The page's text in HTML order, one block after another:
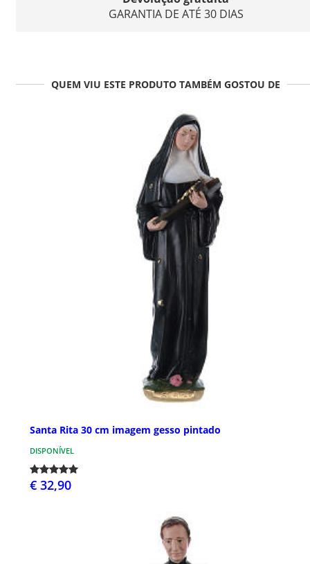
GARANTIA DE ATÉ 30 DIAS
QUEM VIU ESTE PRODUTO TAMBÉM GOSTOU DE
Santa Rita 30 cm imagem gesso pintado
DISPONÍVEL
€ 32,90